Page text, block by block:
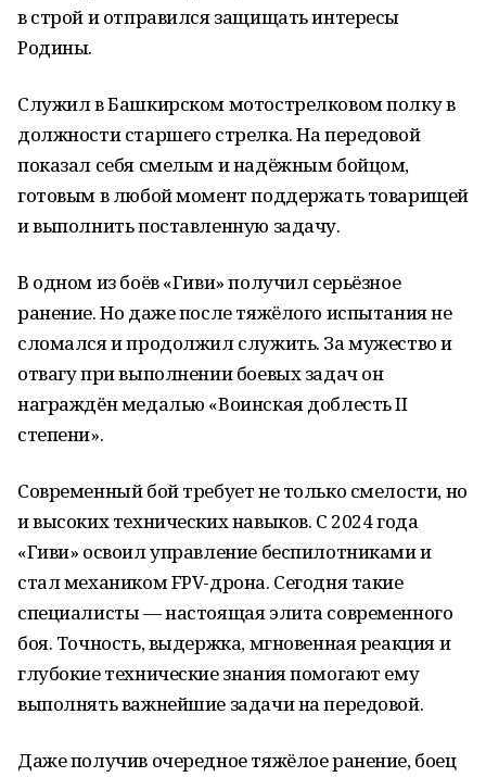
в строй и отправился защищать интересы
Родины.
Служил в Башкирском мотострелковом полку в
должности старшего стрелка. На передовой
показал себя смелым и надёжным бойцом,
готовым в любой момент поддержать товарищей
и выполнить поставленную задачу.
В одном из боёв «Гиви» получил серьёзное
ранение. Но даже после тяжёлого испытания не
сломался и продолжил служить. За мужество и
отвагу при выполнении боевых задач он
награждён медалью «Воинская доблесть II
степени».
Современный бой требует не только смелости, но
и высоких технических навыков. С 2024 года
«Гиви» освоил управление беспилотниками и
стал механиком FPV-дрона. Сегодня такие
специалисты — настоящая элита современного
боя. Точность, выдержка, мгновенная реакция и
глубокие технические знания помогают ему
выполнять важнейшие задачи на передовой.
Даже получив очередное тяжёлое ранение, боец